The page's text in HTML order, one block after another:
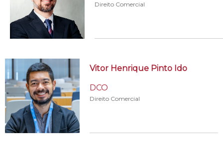
Direito Comercial
Vitor Henrique Pinto Ido
DCO
Direito Comercial